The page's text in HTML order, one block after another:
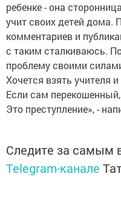
ребенке - она
учит своих детей дома.
комментариев и
с таким сталкиваюсь.
проблему своими
Хочется взять учителя
Если сам
Это преступление», -
Следите за самым
Telegram-канале